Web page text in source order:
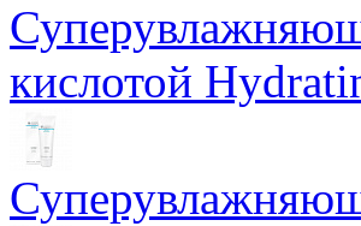
кислотой